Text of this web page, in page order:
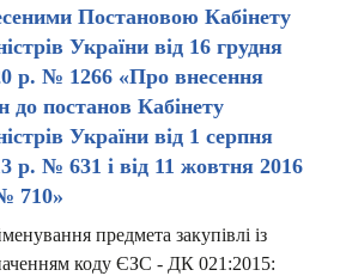
Постановою Кабінету
України від 16 грудня
р. № 1266 «Про внесення
до постанов Кабінету
України від 1 серпня
р. № 631 і від 11 жовтня 2016
710»
предмета закупівлі із
коду ЄЗС - ДК 021:2015: